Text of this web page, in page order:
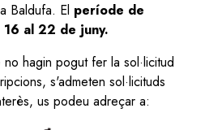
Baldufa. El període de
16 al 22 de juny.
hagin pogut fer la sol·licitud
s'admeten sol·licituds
us podeu adreçar a: